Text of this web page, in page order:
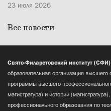
23 июля 2026
Все новости
Свято-Филаретовский институт (СФИ)
образовательная организация высшего
программы высшего
магистратура) и истории
профессионального образования по